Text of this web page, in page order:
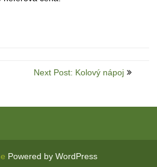
Next Post: Kolový nápoj
Powered by WordPress